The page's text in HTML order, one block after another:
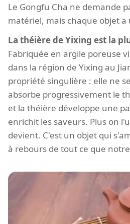
Le Gongfu Cha ne demande
matériel, mais chaque objet
La théière de Yixing est la
Fabriquée en argile poreuse
dans la région de Yixing au
propriété singulière : elle ne
absorbe progressivement le
et la théière développe une
enrichit les saveurs. Plus on
devient. C'est un objet qui
à rebours de tout ce que